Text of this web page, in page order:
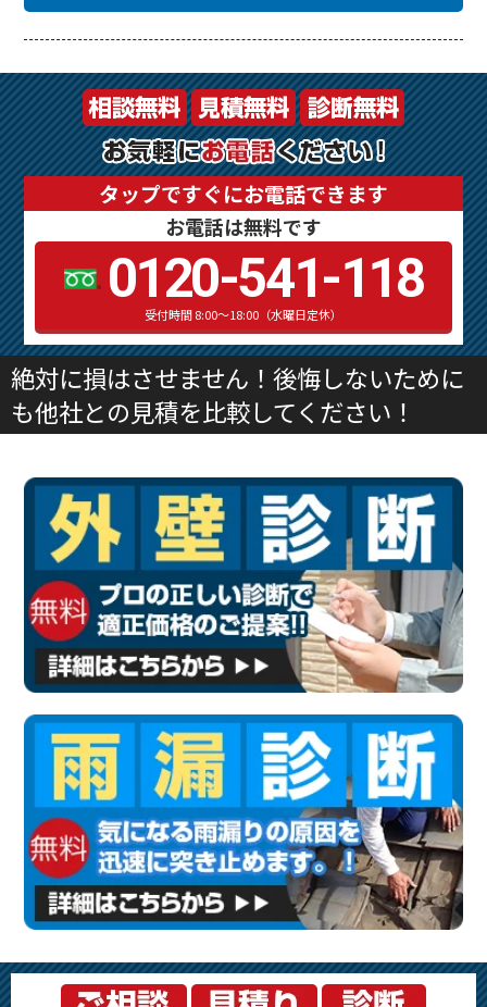
タップですぐにお電話できます
お電話は無料です
0120-541-118
受付時間 8:00～18:00（水曜日定休）
絶対に損はさせません！後悔しないために
も他社との見積を比較してください！